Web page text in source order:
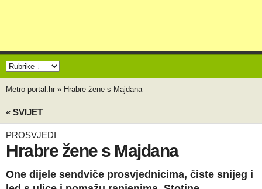
Metro-portal.hr » Hrabre žene s Majdana
« SVIJET
PROSVJEDI
Hrabre žene s Majdana
One dijele sendviče prosvjednicima, čiste snijeg i